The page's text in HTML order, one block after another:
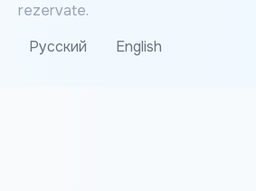
rezervate.
Русский English